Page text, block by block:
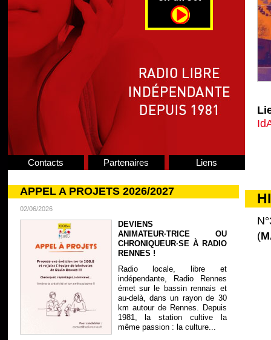
Contacts Partenaires Liens
APPEL A PROJETS 2026/2027
02/06/2026
DEVIENS
ANIMATEUR·TRICE OU
CHRONIQUEUR·SE À RADIO
RENNES !
Radio locale, libre et
indépendante, Radio Rennes
émet sur le bassin rennais et
au-delà, dans un rayon de 30
km autour de Rennes. Depuis
1981, la station cultive la
même passion : la culture...
(